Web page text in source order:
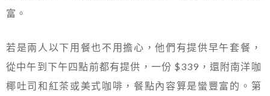
富。
若是兩人以下用餐也不用擔心，他們有提供早午套餐，
從中午到下午四點前都有提供，一份 $339，還附南洋咖
椰吐司和紅茶或美式咖啡，餐點內容算是蠻豐富的。第